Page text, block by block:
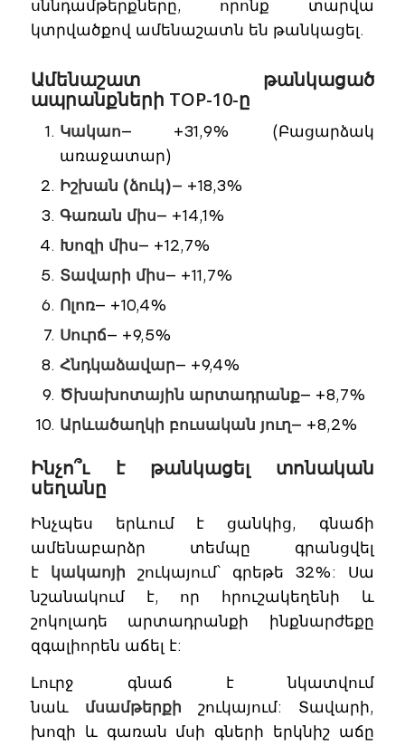
սննդամթերքները, որոնք տարվա
կտրվածքով ամենաշատն են թանկացել.
Ամենաշատ թանկացած
ապրանքների TOP-10-ը
Կակաո— +31,9% (Բացարձակ
առաջատար)
Իշխան (ձուկ)— +18,3%
Գառան միս— +14,1%
Խոզի միս— +12,7%
Տավարի միս— +11,7%
Ոլոռ— +10,4%
Սուրճ— +9,5%
Հնդկաձավար— +9,4%
Ծխախոտային արտադրանք— +8,7%
Արևածաղկի բուսական յուղ— +8,2%
Ինչո՞ւ է թանկացել տոնական
սեղանը
Ինչպես երևում է ցանկից, գնաճի
ամենաբարձր տեմպը գրանցվել
է կակաոյի շուկայում՝ գրեթե 32%: Սա
նշանակում է, որ հրուշակեղենի և
շոկոլադե արտադրանքի ինքնարժեքը
զգալիորեն աճել է:
Լուրջ գնաճ է նկատվում
նաև մսամթերքի շուկայում: Տավարի,
խոզի և գառան մսի գների երկնիշ աճը